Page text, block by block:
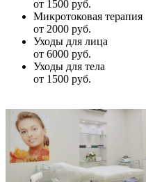
от 1500 руб.
Микротоковая терапия
от 2000 руб.
Уходы для лица
от 6000 руб.
Уходы для тела
от 1500 руб.